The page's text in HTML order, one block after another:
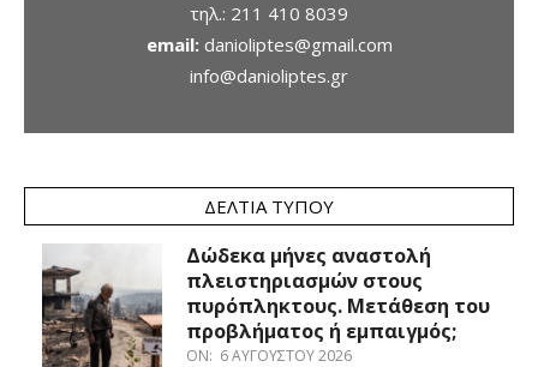
τηλ.: 211 410 8039
email: danioliptes@gmail.com
info@danioliptes.gr
ΔΕΛΤΊΑ ΤΎΠΟΥ
Δώδεκα μήνες αναστολή
πλειστηριασμών στους
πυρόπληκτους. Μετάθεση του
προβλήματος ή εμπαιγμός;
ON: 6 ΑΥΓΟΎΣΤΟΥ 2026